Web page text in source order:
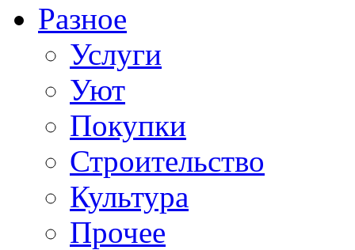
Разное
Услуги
Уют
Покупки
Строительство
Культура
Прочее